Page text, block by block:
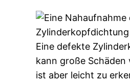
Eine defekte
kann große Schäden
ist aber leicht zu